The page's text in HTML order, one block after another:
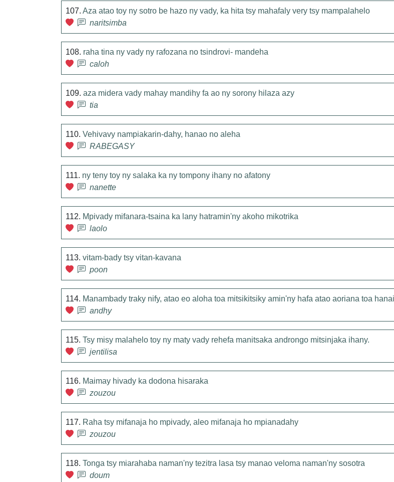
107. Aza atao toy ny sotro be hazo ny vady, ka hita tsy mahafaly very tsy mampalahelo
naritsimba
108. raha tina ny vady ny rafozana no tsindrovi- mandeha
caloh
109. aza midera vady mahay mandihy fa ao ny sorony hilaza azy
tia
110. Vehivavy nampiakarin-dahy, hanao no aleha
RABEGASY
111. ny teny toy ny salaka ka ny tompony ihany no afatony
nanette
112. Mpivady mifanara-tsaina ka lany hatramin'ny akoho mikotrika
laolo
113. vitam-bady tsy vitan-kavana
poon
114. Manambady traky nify, atao eo aloha toa mitsikitsiky amin'ny hafa atao aoriana toa
andhy
115. Tsy misy malahelo toy ny maty vady rehefa manitsaka androngo mitsinjaka ihany.
jentilisa
116. Maimay hivady ka dodona hisaraka
zouzou
117. Raha tsy mifanaja ho mpivady, aleo mifanaja ho mpianadahy
zouzou
118. Tonga tsy miarahaba naman'ny tezitra lasa tsy manao veloma naman'ny sosotra
doum